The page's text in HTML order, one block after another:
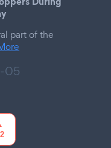
part of the
05